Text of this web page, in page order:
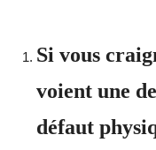
Si vous
voient une
défaut